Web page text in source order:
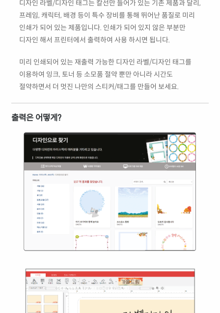
디자인 라벨/디자인 태그는 칼선만 들어가 있는 기존 제품과 달리,
프레임, 캐릭터, 배경 등이 특수 장비를 통해 뛰어난 품질로 미리
인쇄가 되어 있는 제품입니다. 인쇄가 되어 있지 않은 부분만
디자인 해서 프린터에서 출력하여 사용 하시면 됩니다.
미리 인쇄되어 있는 재출력 가능한 디자인 라벨/디자인 태그를
이용하여 잉크, 토너 등 소모품 절약 뿐만 아니라 시간도
절약하면서 더 멋진 나만의 스티커/태그를 만들어 보세요.
출력은 어떻게?